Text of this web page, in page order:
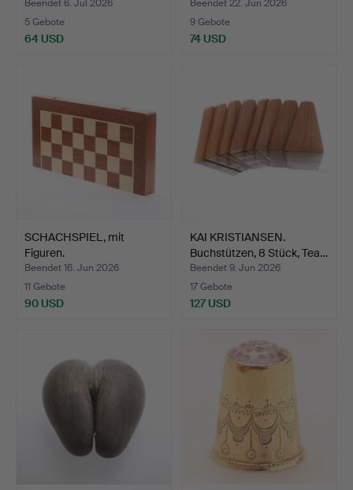
Beendet 6. Jul 2026
5 Gebote
64 USD
Beendet 22. Jun 2026
9 Gebote
74 USD
SCHACHSPIEL, mit
Figuren.
Beendet 16. Jun 2026
11 Gebote
90 USD
KAI KRISTIANSEN.
Buchstützen, 8 Stück, Tea…
Beendet 9. Jun 2026
17 Gebote
127 USD